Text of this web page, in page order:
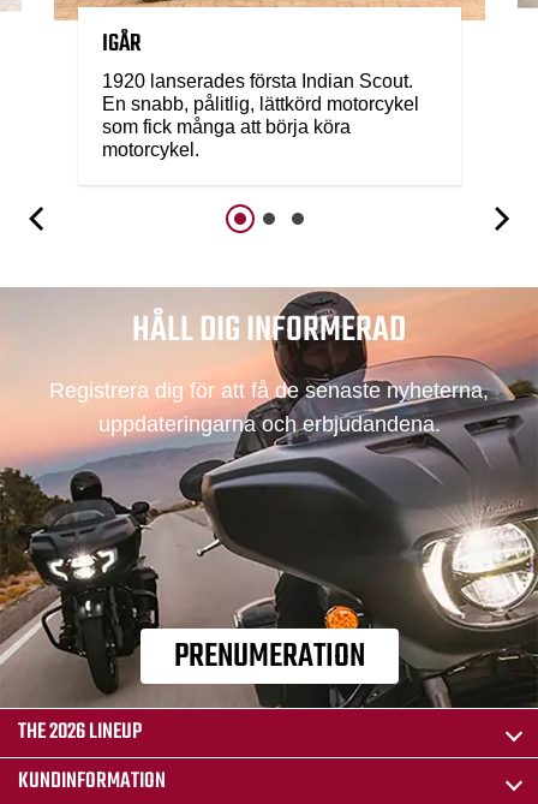
IGÅR
1920 lanserades första Indian Scout.
En snabb, pålitlig, lättkörd motorcykel
som fick många att börja köra
motorcykel.
HÅLL DIG INFORMERAD
Registrera dig för att få de senaste nyheterna,
uppdateringarna och erbjudandena.
PRENUMERATION
THE 2026 LINEUP
KUNDINFORMATION